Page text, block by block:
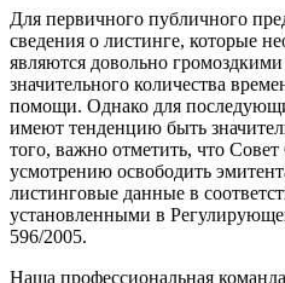
Для первичного публичного
сведения о листинге, которые
являются довольно
значительного количества
помощи. Однако для
имеют тенденцию быть
того, важно отметить, что
усмотрению освободить
листинговые данные в
установленными в
596/2005.
Наша профессиональная